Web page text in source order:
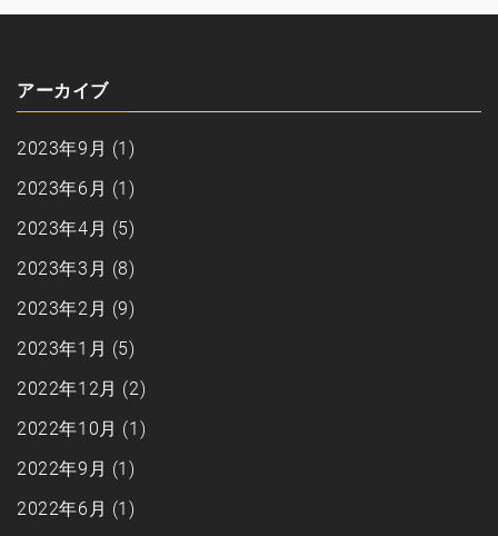
アーカイブ
2023年9月 (1)
2023年6月 (1)
2023年4月 (5)
2023年3月 (8)
2023年2月 (9)
2023年1月 (5)
2022年12月 (2)
2022年10月 (1)
2022年9月 (1)
2022年6月 (1)